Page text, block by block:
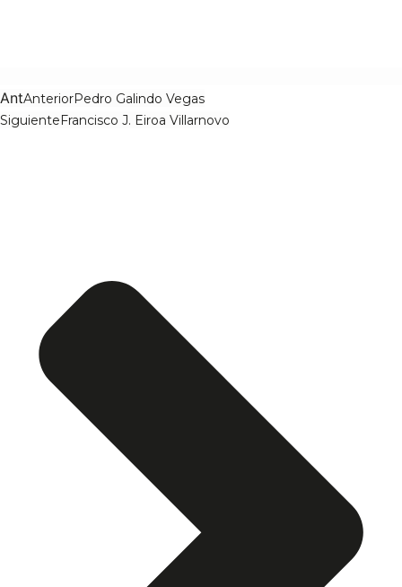
AntAnteriorPedro Galindo Vegas
SiguienteFrancisco J. Eiroa Villarnovo